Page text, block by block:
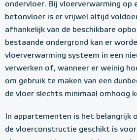
ondervloer. Bij vloerverwarming op
betonvloer is er vrijwel altijd
afhankelijk van de beschikbare
bestaande ondergrond kan er
vloerverwarming systeem in een
verwerken of, wanneer er weinig
om gebruik te maken van een
de vloer slechts minimaal omhoog
In appartementen is het
de vloerconstructie geschikt is